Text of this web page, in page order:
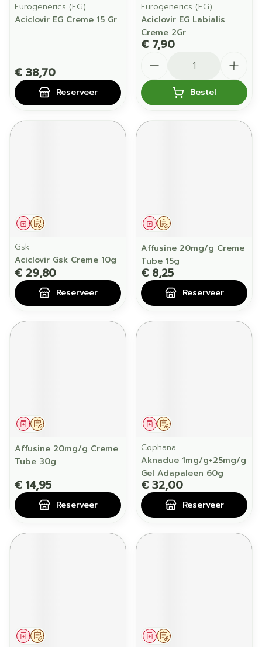
Eurogenerics (EG)
Aciclovir EG Creme 15 Gr
€ 38,70
Reserveer
Eurogenerics (EG)
Aciclovir EG Labialis
Creme 2Gr
€ 7,90
Bestel
Op voorschrift
Geneesmiddel
Gsk
Aciclovir Gsk Creme 10g
€ 29,80
Reserveer
Op voorschrift
Geneesmiddel
Affusine 20mg/g Creme
Tube 15g
€ 8,25
Reserveer
Op voorschrift
Geneesmiddel
Affusine 20mg/g Creme
Tube 30g
€ 14,95
Reserveer
Op voorschrift
Geneesmiddel
Cophana
Aknadue 1mg/g+25mg/g
Gel Adapaleen 60g
€ 32,00
Reserveer
Op voorschrift
Geneesmiddel Op voorschrift
Geneesmiddel